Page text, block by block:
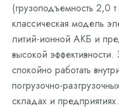
(грузоподъемность 2,0
классическая модель
литий-ионной АКБ и
высокой эффективности.
спокойно работать
погрузочно-
складах и